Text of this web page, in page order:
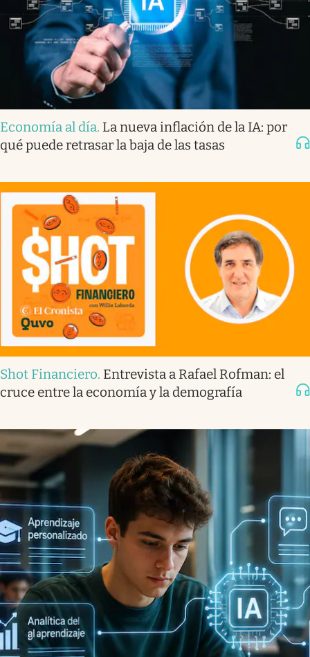
Economía al día. La nueva inflación de la IA: por
qué puede retrasar la baja de las tasas
Shot Financiero. Entrevista a Rafael Rofman: el
cruce entre la economía y la demografía